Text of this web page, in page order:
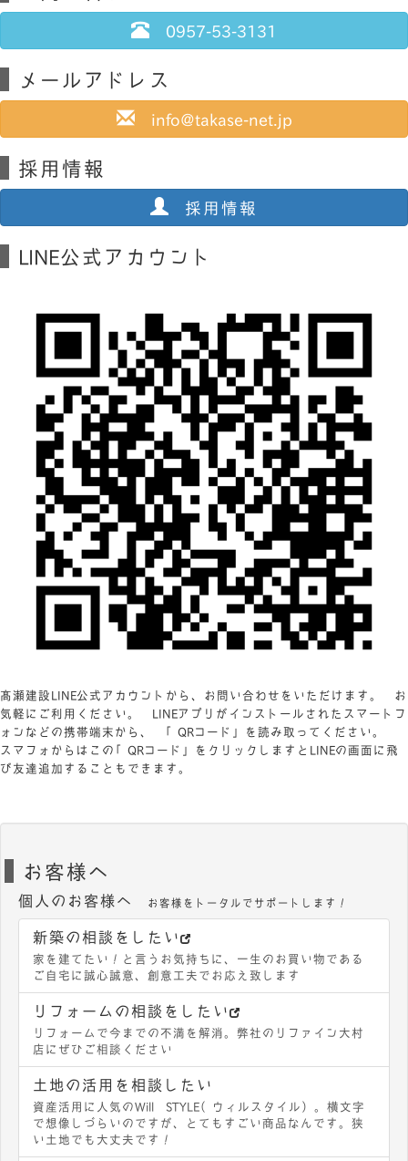
0957-53-3131
メールアドレス
info@takase-net.jp
採用情報
採用情報
LINE公式アカウント
髙瀬建設LINE公式アカウントから、お問い合わせをいただけます。 お
気軽にご利用ください。 LINEアプリがインストールされたスマートフ
ォンなどの携帯端末から、 「QRコード」を読み取ってください。
スマフォからはこの「QRコード」をクリックしますとLINEの画面に飛
び友達追加することもできます。
お客様へ
個人のお客様へ お客様をトータルでサポートします！
新築の相談をしたい
家を建てたい！と言うお気持ちに、一生のお買い物である
ご自宅に誠心誠意、創意工夫でお応え致します
リフォームの相談をしたい
リフォームで今までの不満を解消。弊社のリファイン大村
店にぜひご相談ください
土地の活用を相談したい
資産活用に人気のWill STYLE（ウィルスタイル）。横文字
で想像しづらいのですが、とてもすごい商品なんです。狭
い土地でも大丈夫です！